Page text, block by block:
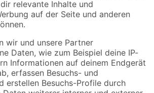
Versandarten